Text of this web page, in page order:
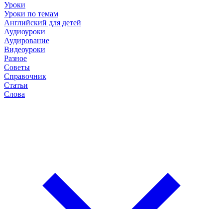
Уроки
Уроки по темам
Английский для детей
Аудиоуроки
Аудирование
Видеоуроки
Разное
Советы
Справочник
Статьи
Слова